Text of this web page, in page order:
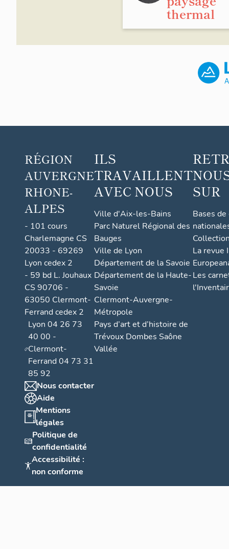
thermal
RÉGION
AUVERGNE
RHONE-
ALPES
- 101 cours
Charlemagne CS
20033 - 69269
Lyon cedex 2
- 59 bd L. Jouhaux
CS 90706 -
63050 Clermont-
Ferrand cedex 2
Lyon 04 26 73
40 00 -
Clermont-
Ferrand 04 73 31
85 92
Nous contacter
Aide
Mentions
légales
Politique de
confidentialité
Accessibilité :
non conforme
ILS
TRAVAILLENT
AVEC NOUS
Ville d'Aix-les-Bains
Parc Naturel Régional des
Bauges
Ville de Lyon
Département de la Savoie
Département de la Haute-
Savoie
Clermont-Auvergne-
Métropole
Pays d’art et d’histoire de
Trévoux Dombes Saône
Vallée
SUR
Bases
La revue
Les